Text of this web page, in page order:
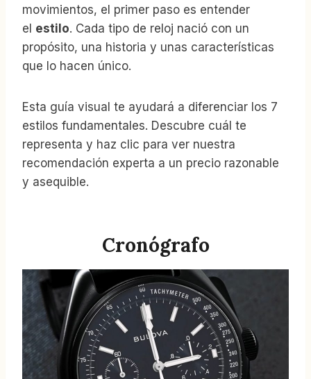
movimientos, el primer paso es entender
el estilo. Cada tipo de reloj nació con un
propósito, una historia y unas características
que lo hacen único.
Esta guía visual te ayudará a diferenciar los 7
estilos fundamentales. Descubre cuál te
representa y haz clic para ver nuestra
recomendación experta a un precio razonable
y asequible.
Cronógrafo